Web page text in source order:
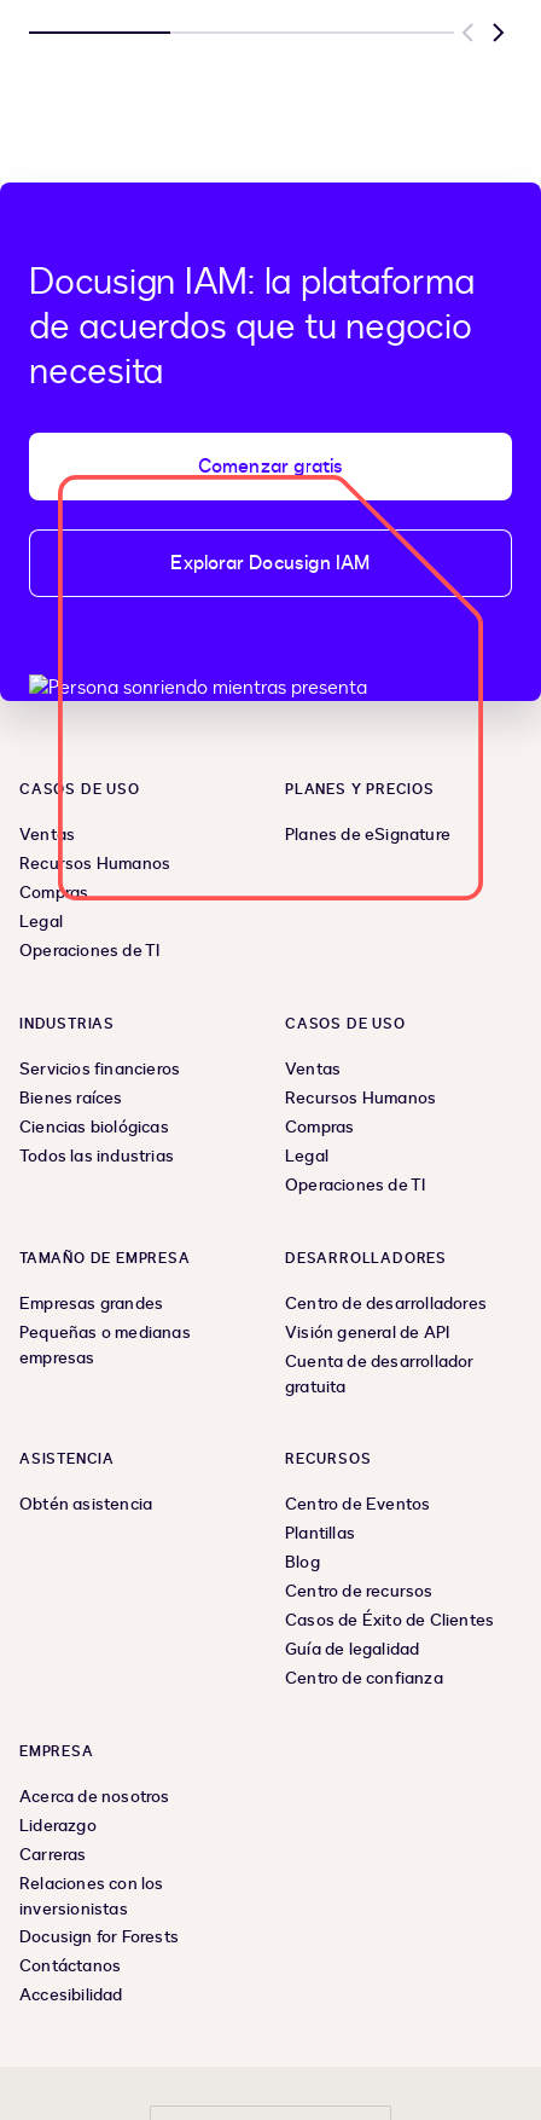
Previous
Next
Docusign IAM: la plataforma
de acuerdos que tu negocio
necesita
Comenzar gratis
Explorar Docusign IAM
CASOS DE USO
Ventas
Recursos Humanos
Compras
Legal
Operaciones de TI
PLANES Y PRECIOS
Planes de eSignature
INDUSTRIAS
Servicios financieros
Bienes raíces
Ciencias biológicas
Todos las industrias
CASOS DE USO
Ventas
Recursos Humanos
Compras
Legal
Operaciones de TI
TAMAÑO DE EMPRESA
Empresas grandes
Pequeñas o medianas
empresas
DESARROLLADORES
Centro de desarrolladores
Visión general de API
Cuenta de desarrollador
gratuita
ASISTENCIA
Obtén asistencia
RECURSOS
Centro de Eventos
Plantillas
Blog
Centro de recursos
Casos de Éxito de Clientes
Guía de legalidad
Centro de confianza
EMPRESA
Acerca de nosotros
Liderazgo
Carreras
Relaciones con los
inversionistas
Docusign for Forests
Contáctanos
Accesibilidad